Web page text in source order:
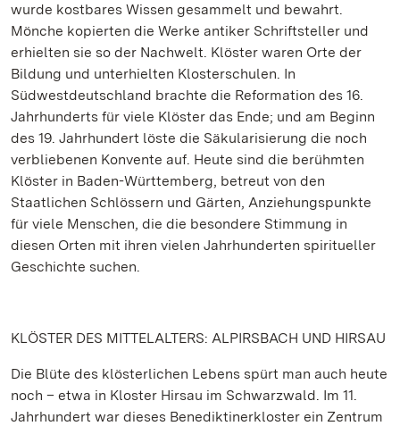
wurde kostbares Wissen gesammelt und bewahrt.
Mönche kopierten die Werke antiker Schriftsteller und
erhielten sie so der Nachwelt. Klöster waren Orte der
Bildung und unterhielten Klosterschulen. In
Südwestdeutschland brachte die Reformation des 16.
Jahrhunderts für viele Klöster das Ende; und am Beginn
des 19. Jahrhundert löste die Säkularisierung die noch
verbliebenen Konvente auf. Heute sind die berühmten
Klöster in Baden-Württemberg, betreut von den
Staatlichen Schlössern und Gärten, Anziehungspunkte
für viele Menschen, die die besondere Stimmung in
diesen Orten mit ihren vielen Jahrhunderten spiritueller
Geschichte suchen.
KLÖSTER DES MITTELALTERS: ALPIRSBACH UND HIRSAU
Die Blüte des klösterlichen Lebens spürt man auch heute
noch – etwa in Kloster Hirsau im Schwarzwald. Im 11.
Jahrhundert war dieses Benediktinerkloster ein Zentrum